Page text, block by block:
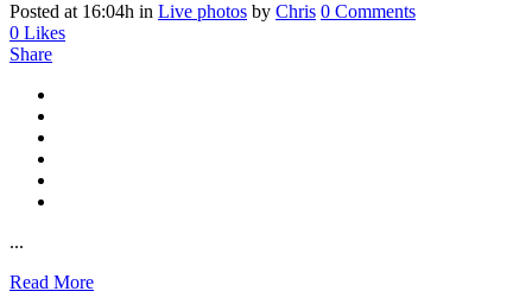
Posted at 16:04h in Live photos by Chris 0 Comments
0 Likes
Share
...
Read More